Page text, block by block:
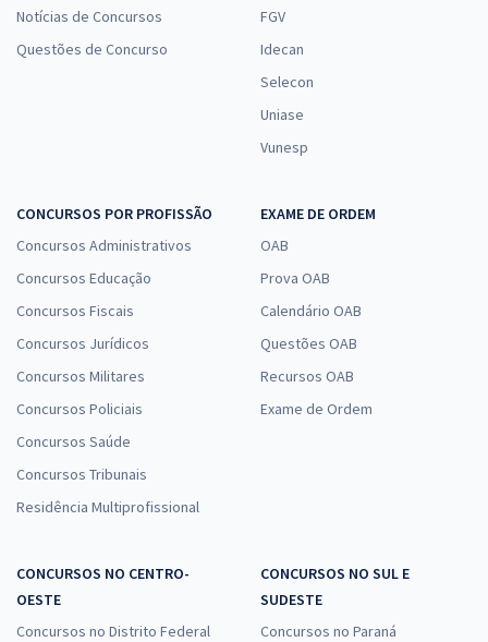
Notícias de Concursos
Questões de Concurso
FGV
Idecan
Selecon
Uniase
Vunesp
CONCURSOS POR PROFISSÃO
Concursos Administrativos
Concursos Educação
Concursos Fiscais
Concursos Jurídicos
Concursos Militares
Concursos Policiais
Concursos Saúde
Concursos Tribunais
Residência Multiprofissional
EXAME DE ORDEM
OAB
Prova OAB
Calendário OAB
Questões OAB
Recursos OAB
Exame de Ordem
CONCURSOS NO CENTRO-
OESTE
Concursos no Distrito Federal
CONCURSOS NO SUL E
SUDESTE
Concursos no Paraná